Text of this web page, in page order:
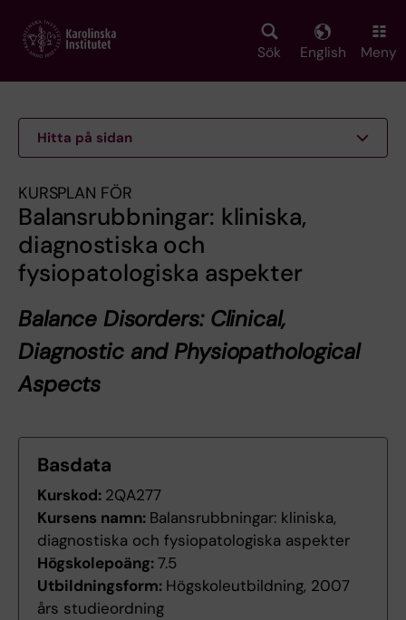
main
Sök English Meny
Hitta på sidan
KURSPLAN FÖR
Balansrubbningar: kliniska,
diagnostiska och
fysiopatologiska aspekter
Balance Disorders: Clinical,
Diagnostic and Physiopathological
Aspects
Basdata
Kurskod: 2QA277
Kursens namn: Balansrubbningar: kliniska,
diagnostiska och fysiopatologiska aspekter
Högskolepoäng:7.5
Utbildningsform: Högskoleutbildning, 2007
års studieordning